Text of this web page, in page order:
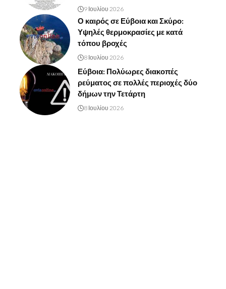
9 Ιουλίου 2026
Ο καιρός σε Εύβοια και Σκύρο:
Υψηλές θερμοκρασίες με κατά
τόπου βροχές
8 Ιουλίου 2026
Εύβοια: Πολύωρες διακοπές
ρεύματος σε πολλές περιοχές δύο
δήμων την Τετάρτη
8 Ιουλίου 2026